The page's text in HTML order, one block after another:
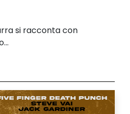
si racconta con